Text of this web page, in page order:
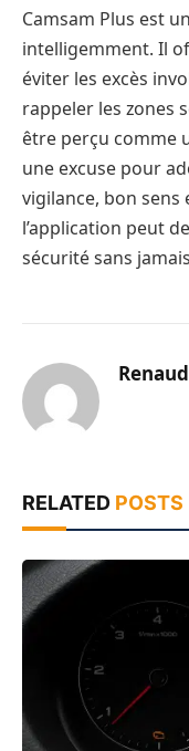
Camsam Plus est
intelligemment. Il
éviter les excès
rappeler les zones
être perçu comme
une excuse pour
vigilance, bon sens
l’application peut
sécurité sans
Renaud
RELATED POSTS